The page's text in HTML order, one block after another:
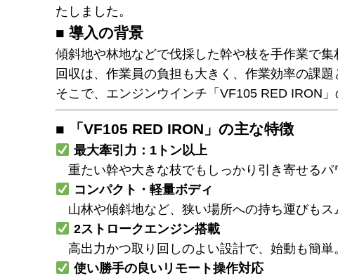
たしました。
■ 導入の背景
傾斜地や林地などで伐採した幹や枝を手作業で
回収は、作業員の負担も大きく、作業効率の課題
そこで、エンジンウインチ「VF105 RED IRON」
■ 「VF105 RED IRON」の主な特徴
最大牽引力：1トン以上
重たい幹や大きな枝でもしっかり引き寄せるパ
コンパクト・軽量ボディ
山林や傾斜地など、狭い場所への持ち運びもス
2ストロークエンジン搭載
高出力かつ取り回しのよい設計で、始動も簡単
使い勝手の良いリモート操作対応